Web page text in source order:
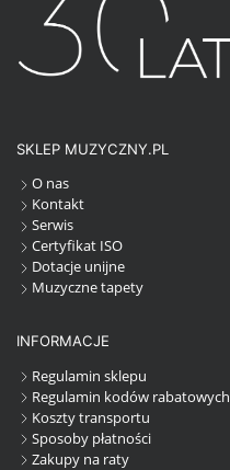
SKLEP MUZYCZNY.PL
O nas
Kontakt
Serwis
Certyfikat ISO
Dotacje unijne
Muzyczne tapety
INFORMACJE
Regulamin sklepu
Regulamin kodów rabatowych
Koszty transportu
Sposoby płatności
Zakupy na raty